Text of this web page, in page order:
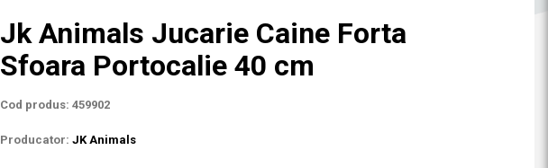
Jk Animals Jucarie Caine Forta
Sfoara Portocalie 40 cm
Cod produs: 459902
Producator: JK Animals